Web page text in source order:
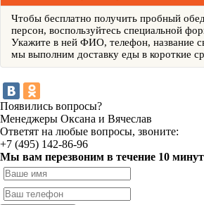
Чтобы бесплатно получить пробный
персон, воспользуйтесь специальной
Укажите в ней ФИО, телефон, название
мы выполним доставку еды в короткие
Появились вопросы?
Менеджеры Оксана и Вячеслав
Ответят на любые вопросы, звоните:
+7 (495) 142-86-96
Мы вам перезвоним в течение 10 минут